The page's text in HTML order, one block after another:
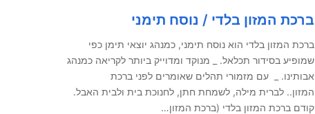
ברכת המזון בלדי / נוסח תימני
ברכת המזון בלדי הוא נוסח תימני, כמנהג יוצאי תימן כפי
שמופיע בסידור תכלאל. _ מנוקד ומדוייק ביותר לקריאה כמנהג
אבותינו. _ עם מזמורי תהלים שאומרים לפני ברכת
המזון.. לברית מילה, לשמחת חתן, לחנוכת בית ולבית האבל.
קודם ברכת המזון בלדי (ברכת המזון…